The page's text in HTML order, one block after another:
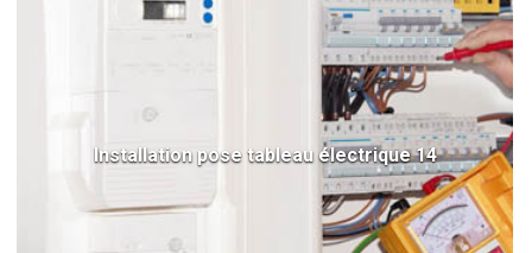
Installation pose tableau électrique 14